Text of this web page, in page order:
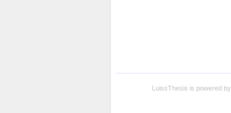
LuissThesis is powered by